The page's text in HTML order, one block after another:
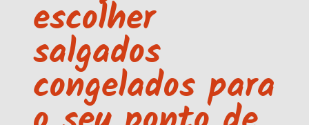
escolher
salgados
congelados para